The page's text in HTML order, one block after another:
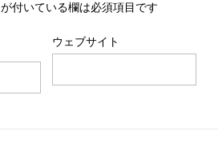
が付いている欄は必須項目です
ウェブサイト